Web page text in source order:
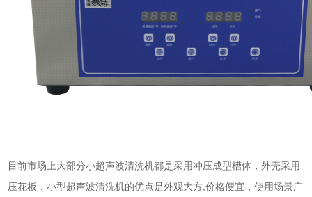
目前市场上大部分小超声波清洗机都是采用冲压成型槽体，外壳采用
压花板，小型超声波清洗机的优点是外观大方,价格便宜，使用场景广